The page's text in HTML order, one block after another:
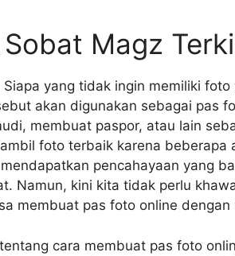
Magz
yang tidak ingin memiliki
akan digunakan sebagai pas
membuat paspor, atau lain
foto terbaik karena beberapa
pencahayaan yang
Namun, kini kita tidak perlu
membuat pas foto online
cara membuat pas foto